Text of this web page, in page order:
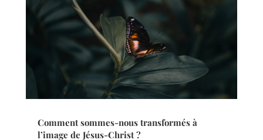
Comment sommes-nous transformés à
l’image de Jésus-Christ ?